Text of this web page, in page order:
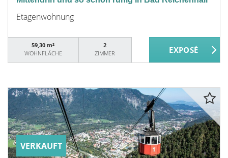
Etagenwohnung
59,30 m²
WOHNFLÄCHE
2
ZIMMER
VERKAUFT